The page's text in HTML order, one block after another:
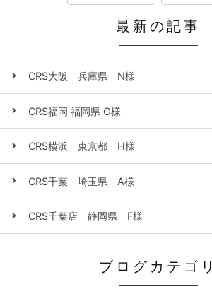
最新の記事
CRS大阪 兵庫県 N様
CRS福岡 福岡県 O様
CRS横浜 東京都 H様
CRS千葉 埼玉県 A様
CRS千葉店 静岡県 F様
ブログカテゴリ